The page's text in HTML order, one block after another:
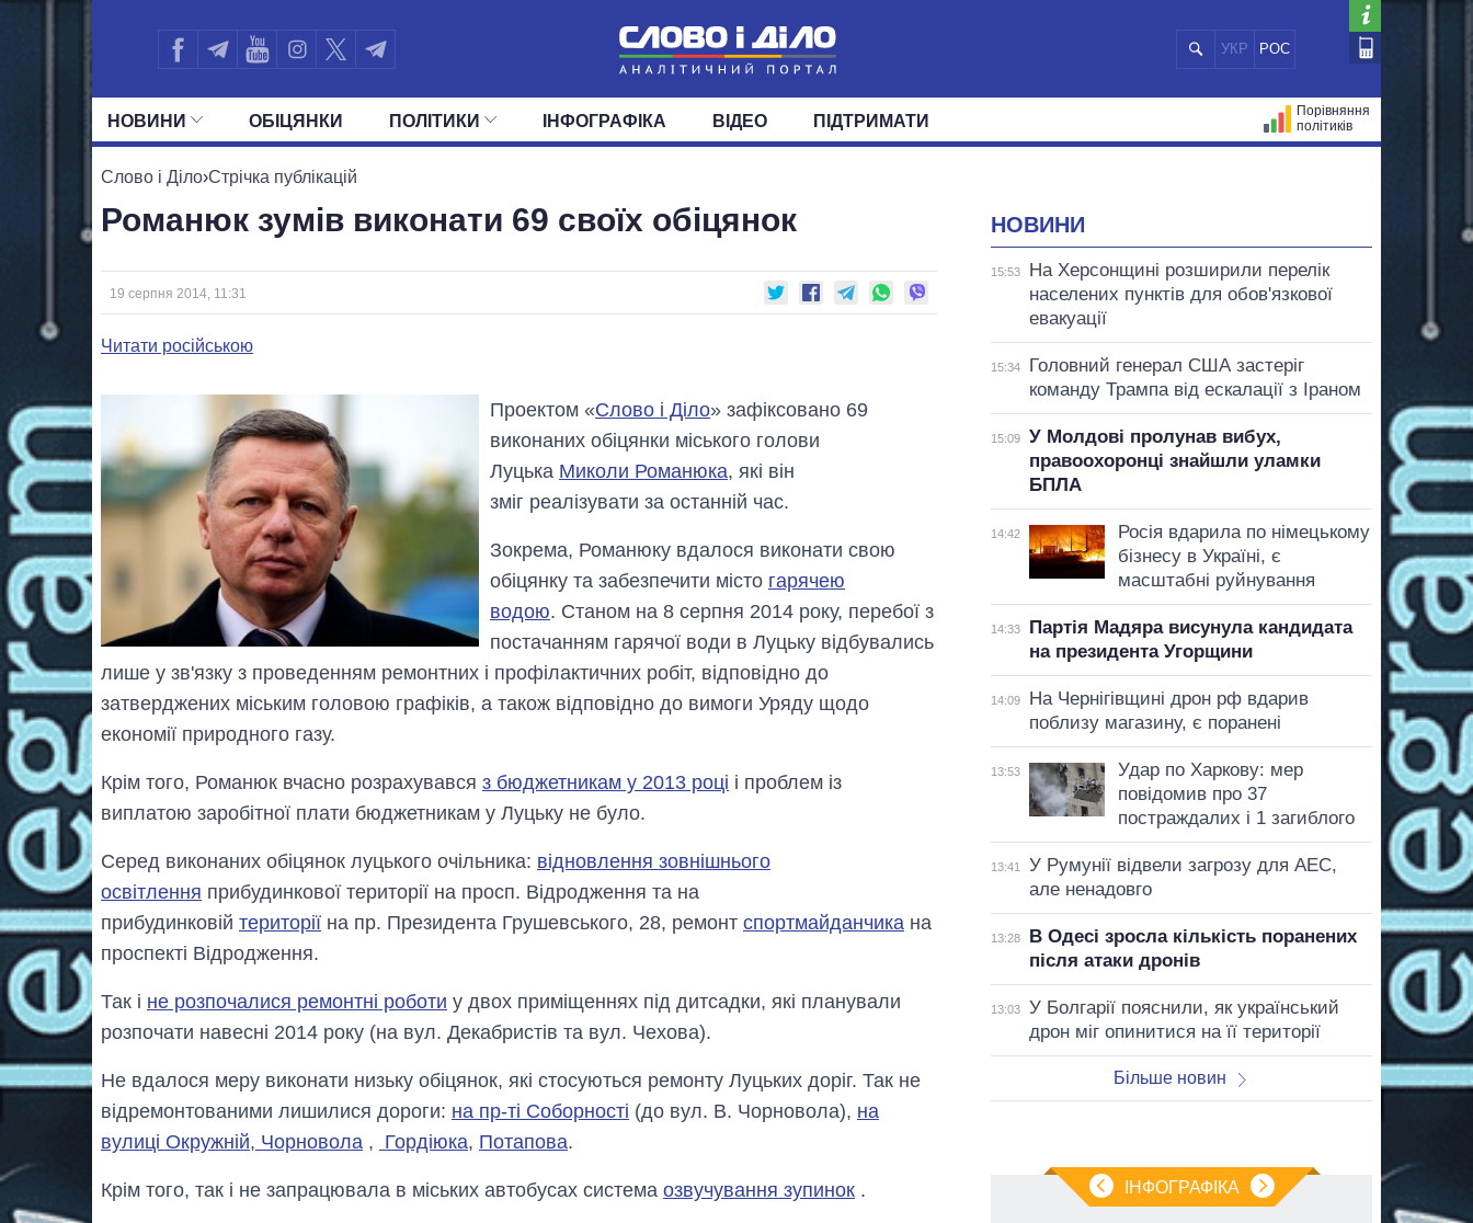
УКР РОС
НОВИНИ
ПОЛІТИКА ЕКОНОМІКА СУСПІЛЬСТВО
ОБIЦЯНКИ ПОЛIТИКИ
УСІ ПОЛІТИКИ
ДЕПУТАТИ КОМІТЕТИ ФРАКЦІЇ
ІНФОГРАФІКА ВІДЕО ПІДТРИМАТИ
Порівняння
політиків
Слово і Діло›Стрічка публікацій
Романюк зумів виконати 69 своїх обіцянок
19 серпня 2014, 11:31
Читати російською
Проектом «Слово і Діло» зафіксовано 69
виконаних обіцянки міського голови
Луцька Миколи Романюка, які він
зміг реалізувати за останній час.
Зокрема, Романюку вдалося виконати свою
обіцянку та забезпечити місто гарячею
водою. Станом на 8 серпня 2014 року, перебої з
постачанням гарячої води в Луцьку відбувались
лише у зв'язку з проведенням ремонтних і профілактичних робіт, відповідно до
затверджених міським головою графіків, а також відповідно до вимоги Уряду щодо
економії природного газу.
Крім того, Романюк вчасно розрахувався з бюджетникам у 2013 році і проблем із
виплатою заробітної плати бюджетникам у Луцьку не було.
Серед виконаних обіцянок луцького очільника: відновлення зовнішнього
освітлення прибудинкової території на просп. Відродження та на
прибудинковій території на пр. Президента Грушевського, 28, ремонт спортмайданчика на
проспекті Відродження.
Так і не розпочалися ремонтні роботи у двох приміщеннях під дитсадки, які планували
розпочати навесні 2014 року (на вул. Декабристів та вул. Чехова).
Не вдалося меру виконати низьку обіцянок, які стосуються ремонту Луцьких доріг. Так не
відремонтованими лишилися дороги: на пр-ті Соборності (до вул. В. Чорновола), на
вулиці Окружній, Чорновола , Гордіюка, Потапова.
Крім того, так і не запрацювала в міських автобусах система озвучування зупинок .
НОВИНИ
15:53
На Херсонщині розширили перелік
населених пунктів для обов'язкової
евакуації
15:34
Головний генерал США застеріг
команду Трампа від ескалації з Іраном
15:09
У Молдові пролунав вибух,
правоохоронці знайшли уламки
БПЛА
14:42
Росія вдарила по німецькому
бізнесу в Україні, є
масштабні руйнування
14:33
Партія Мадяра висунула кандидата
на президента Угорщини
14:09
На Чернігівщині дрон рф вдарив
поблизу магазину, є поранені
13:53
Удар по Харкову: мер
повідомив про 37
постраждалих і 1 загиблого
13:41
У Румунії відвели загрозу для АЕС,
але ненадовго
13:28
В Одесі зросла кількість поранених
після атаки дронів
13:03
У Болгарії пояснили, як український
дрон міг опинитися на її території
Більше новин
ІНФОГРАФІКА